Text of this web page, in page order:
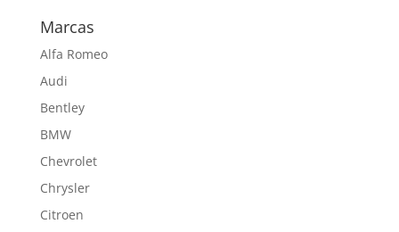
Marcas
Alfa Romeo
Audi
Bentley
BMW
Chevrolet
Chrysler
Citroen